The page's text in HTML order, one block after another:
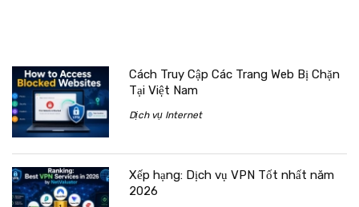
Cách Truy Cập Các Trang Web Bị Chặn
Tại Việt Nam
Dịch vụ Internet
Xếp hạng: Dịch vụ VPN Tốt nhất năm
2026